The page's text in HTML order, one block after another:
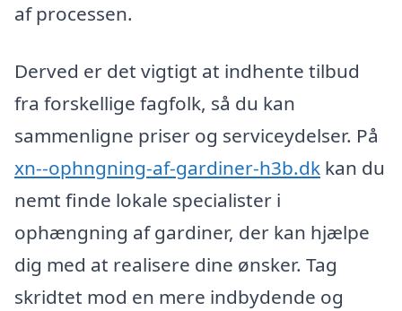
af processen.
Derved er det vigtigt at indhente tilbud
fra forskellige fagfolk, så du kan
sammenligne priser og serviceydelser. På
xn--ophngning-af-gardiner-h3b.dk kan du
nemt finde lokale specialister i
ophængning af gardiner, der kan hjælpe
dig med at realisere dine ønsker. Tag
skridtet mod en mere indbydende og